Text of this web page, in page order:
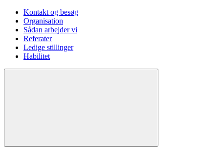
Kontakt og besøg
Organisation
Sådan arbejder vi
Referater
Ledige stillinger
Habilitet